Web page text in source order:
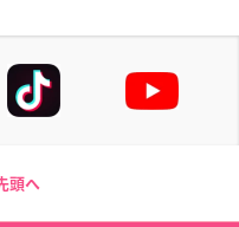
頭へ